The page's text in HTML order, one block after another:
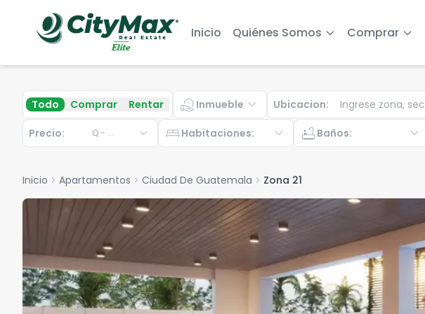
Inicio Quiénes Somos Comprar
Todo Comprar Rentar real_estate_agent Inmueble expand_more Ubicacion:
Precio: Q - ... expand_more bed Habitaciones: expand_more bathtub Baños: expand_more
Inicio chevron_right Apartamentos chevron_right Ciudad De Guatemala chevron_right Zona 21